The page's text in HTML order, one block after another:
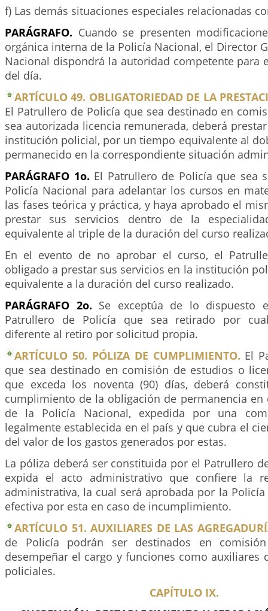
f) Las demás situaciones especiales relacionadas
PARÁGRAFO. Cuando se presenten
orgánica interna de la Policía Nacional, el Director
Nacional dispondrá la autoridad competente para
del día.
ARTÍCULO 49. OBLIGATORIEDAD DE LA
El Patrullero de Policía que sea destinado en
sea autorizada licencia remunerada, deberá
institución policial, por un tiempo equivalente al
permanecido en la correspondiente situación
PARÁGRAFO 1o. El Patrullero de Policía que sea
Policía Nacional para adelantar los cursos en
las fases teórica y práctica, y haya aprobado el
prestar sus servicios dentro de la
equivalente al triple de la duración del curso
En el evento de no aprobar el curso, el
obligado a prestar sus servicios en la institución
equivalente a la duración del curso realizado.
PARÁGRAFO 2o. Se exceptúa de lo dispuesto
Patrullero de Policía que sea retirado por
diferente al retiro por solicitud propia.
ARTÍCULO 50. PÓLIZA DE CUMPLIMIENTO. El
que sea destinado en comisión de estudios o
que exceda los noventa (90) días, deberá
cumplimiento de la obligación de permanencia en
de la Policía Nacional, expedida por una
legalmente establecida en el país y que cubra el
del valor de los gastos generados por estas.
La póliza deberá ser constituida por el Patrullero
expida el acto administrativo que confiere la
administrativa, la cual será aprobada por la
efectiva por esta en caso de incumplimiento.
ARTÍCULO 51. AUXILIARES DE LAS
de Policía podrán ser destinados en
desempeñar el cargo y funciones como auxiliares
policiales.
CAPÍTULO IX.